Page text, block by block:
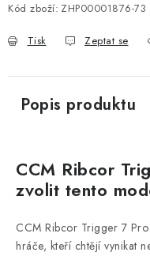
Kód zboží: ZHP00001876-73
Tisk Zeptat se
Popis produktu
CCM Ribcor
zvolit tento
CCM Ribcor Trigger 7
hráče, kteří chtějí vynikat